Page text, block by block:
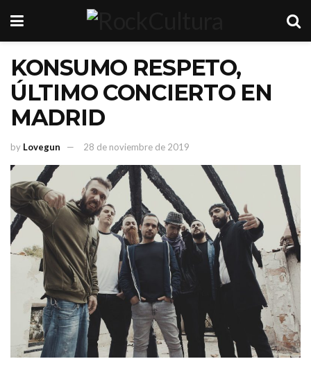
KONSUMO RESPETO,
ÚLTIMO CONCIERTO EN
MADRID
by Lovegun 28 de noviembre de 2019